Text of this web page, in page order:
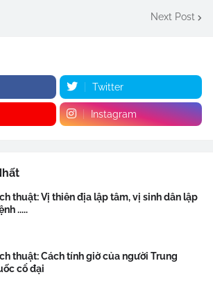
Next Post
Twitter
Instagram
thuật: Vị thiên địa lập tâm, vị sinh dân lập
.....
thuật: Cách tính giờ của người Trung
cổ đại